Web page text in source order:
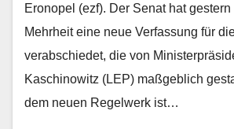
Eronopel (ezf). Der Senat hat
Mehrheit eine neue Verfassung für
verabschiedet, die von
Kaschinowitz (LEP) maßgeblich
dem neuen Regelwerk ist…